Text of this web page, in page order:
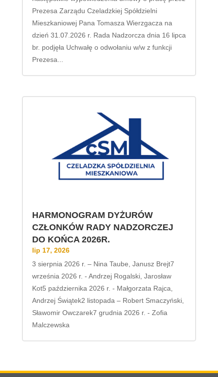
Prezesa Zarządu Czeladzkiej Spółdzielni
Mieszkaniowej Pana Tomasza Wierzgacza na
dzień 31.07.2026 r. Rada Nadzorcza dnia 16 lipca
br. podjęła Uchwałę o odwołaniu w/w z funkcji
Prezesa...
HARMONOGRAM DYŻURÓW
CZŁONKÓW RADY NADZORCZEJ
DO KOŃCA 2026R.
lip 17, 2026
3 sierpnia 2026 r. – Nina Taube, Janusz Brejt7
września 2026 r. - Andrzej Rogalski, Jarosław
Kot5 października 2026 r. - Małgorzata Rajca,
Andrzej Świątek2 listopada – Robert Smaczyński,
Sławomir Owczarek7 grudnia 2026 r. - Zofia
Malczewska